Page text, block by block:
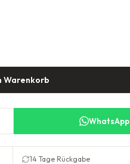
Warenkorb
WhatsApp
14 Tage Rückgabe